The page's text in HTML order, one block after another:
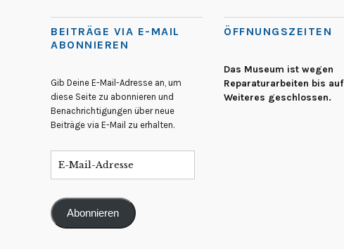
BEITRÄGE VIA E-MAIL
ABONNIEREN
Gib Deine E-Mail-Adresse an, um
diese Seite zu abonnieren und
Benachrichtigungen über neue
Beiträge via E-Mail zu erhalten.
Abonnieren
ÖFFNUNGSZEITEN
Das Museum ist wegen
Reparaturarbeiten bis auf
Weiteres geschlossen.